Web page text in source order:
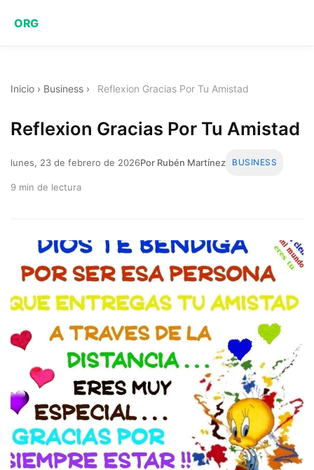
ORG
Inicio › Business › Reflexion Gracias Por Tu Amistad
Reflexion Gracias Por Tu Amistad
lunes, 23 de febrero de 2026Por Rubén Martínez BUSINESS
9 min de lectura